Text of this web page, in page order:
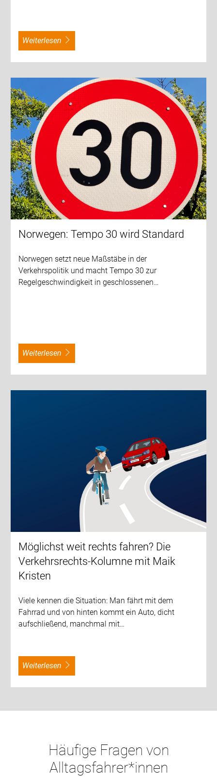
weiterlesen
Norwegen: Tempo 30 wird Standard
Norwegen setzt neue Maßstäbe in der
Verkehrspolitik und macht Tempo 30 zur
Regelgeschwindigkeit in geschlossenen…
weiterlesen
Möglichst weit rechts fahren? Die
Verkehrsrechts-Kolumne mit Maik
Kristen
Viele kennen die Situation: Man fährt mit dem
Fahrrad und von hinten kommt ein Auto, dicht
aufschließend, manchmal mit…
weiterlesen
Häufige Fragen von
Alltagsfahrer*innen